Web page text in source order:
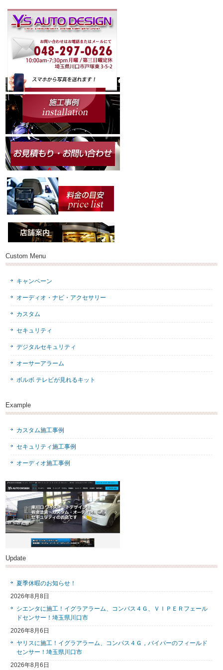
Custom Menu
キャンペーン
オーディオ・ナビ・アクセサリー
カスタム
セキュリティ
デジタルセキュリティ
オーサーアラーム
ボルボ テレビが見れるキット
Example
カスタム施工事例
セキュリティ施工事例
オーディオ施工事例
Update
夏季休暇のお知らせ！
2026年8月8日
シエンタに施工！イグラアラーム、コンパス４Ｇ、ＶＩＰＥＲフェール
ドセンサー！埼玉県川口市
2026年8月6日
ヤリスに施工！イグラアラーム、コンパス４Ｇ，バイパーのフィールド
センサー！埼玉県川口市
2026年8月6日